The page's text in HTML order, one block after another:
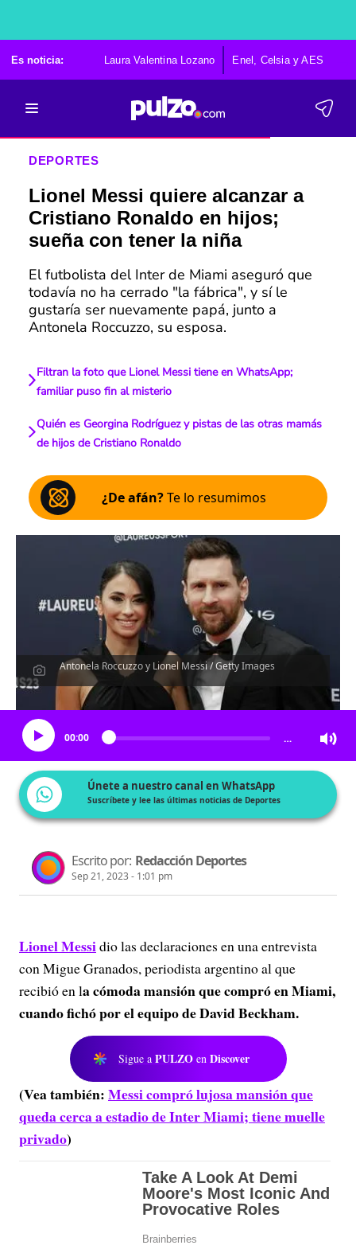
Es noticia: Laura Valentina Lozano Enel, Celsia y AES
DEPORTES
Lionel Messi quiere alcanzar a
Cristiano Ronaldo en hijos;
sueña con tener la niña
El futbolista del Inter de Miami aseguró que
todavía no ha cerrado "la fábrica", y sí le
gustaría ser nuevamente papá, junto a
Antonela Roccuzzo, su esposa.
Filtran la foto que Lionel Messi tiene en WhatsApp;
familiar puso fin al misterio
Quién es Georgina Rodríguez y pistas de las otras mamás
de hijos de Cristiano Ronaldo
¿De afán?Te lo resumimos
Antonela Roccuzzo y Lionel Messi / Getty Images
Escucha el artículo
00:00 …
Únete a nuestro canal en WhatsApp
Suscríbete y lee las últimas noticias de Deportes
Escrito por: Redacción Deportes
Sep 21, 2023 - 1:01 pm
Lionel Messidio las declaraciones en una entrevista
con Migue Granados, periodista argentino al que
recibió en la cómoda mansión que compró en Miami,
cuando fichó por el equipo de David Beckham.
Sigue a PULZO en Discover
(Vea también:Messi compró lujosa mansión que
queda cerca a estadio de Inter Miami; tiene muelle
privado)